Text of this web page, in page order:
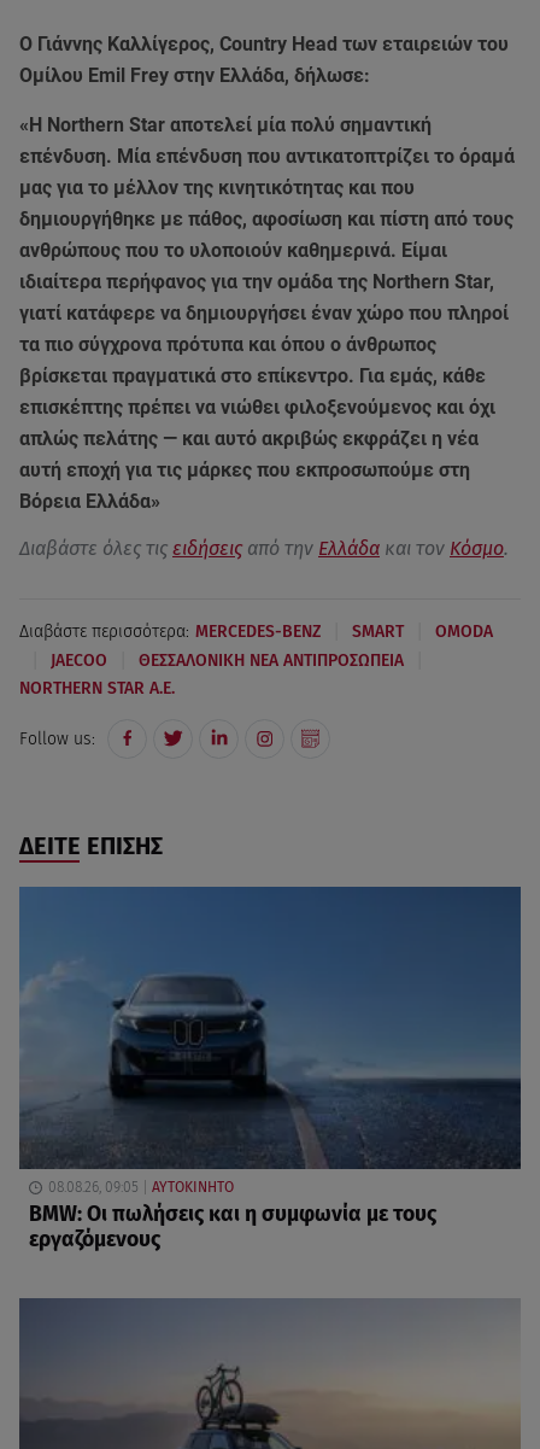
Ο Γιάννης Καλλίγερος, Country Head των εταιρειών του
Ομίλου Emil Frey στην Ελλάδα, δήλωσε:
«H Northern Star αποτελεί μία πολύ σημαντική
επένδυση. Μία επένδυση που αντικατοπτρίζει το όραμά
μας για το μέλλον της κινητικότητας και που
δημιουργήθηκε με πάθος, αφοσίωση και πίστη από τους
ανθρώπους που το υλοποιούν καθημερινά. Είμαι
ιδιαίτερα περήφανος για την ομάδα της Northern Star,
γιατί κατάφερε να δημιουργήσει έναν χώρο που πληροί
τα πιο σύγχρονα πρότυπα και όπου ο άνθρωπος
βρίσκεται πραγματικά στο επίκεντρο. Για εμάς, κάθε
επισκέπτης πρέπει να νιώθει φιλοξενούμενος και όχι
απλώς πελάτης — και αυτό ακριβώς εκφράζει η νέα
αυτή εποχή για τις μάρκες που εκπροσωπούμε στη
Βόρεια Ελλάδα»
Διαβάστε όλες τις ειδήσεις από την Ελλάδα και τον Κόσμο.
Διαβάστε περισσότερα: MERCEDES-BENZ SMART OMODA
JAECOO ΘΕΣΣΑΛΟΝΙΚΗ ΝΕΑ ΑΝΤΙΠΡΟΣΩΠΕΙΑ
NORTHERN STAR Α.Ε.
Follow us:
ΔΕΙΤΕ ΕΠΙΣΗΣ
08.08.26, 09:05 ΑΥΤΟΚΙΝΗΤΟ
BMW: Οι πωλήσεις και η συμφωνία με τους
εργαζόμενους